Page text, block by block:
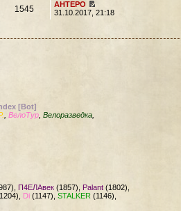
1545
AHTEPO
31.10.2017, 21:18
[Bot]
ВелоТур Велоразведка
П4ЕЛАвек (1857), Palant (1802),
Di (1147), STALKER (1146),